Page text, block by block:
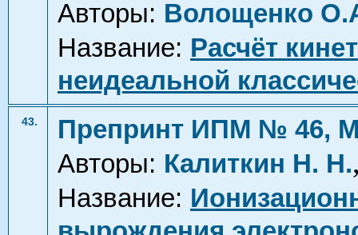
Авторы: Волощенко
Название: Расчёт
неидеальной
43.
Препринт ИПМ № 46,
Авторы: Калиткин Н. Н.
Название: